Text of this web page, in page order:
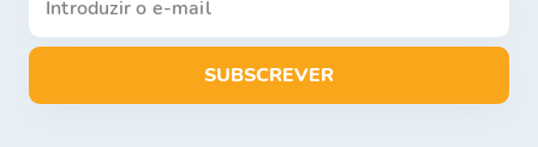
SUBSCREVER